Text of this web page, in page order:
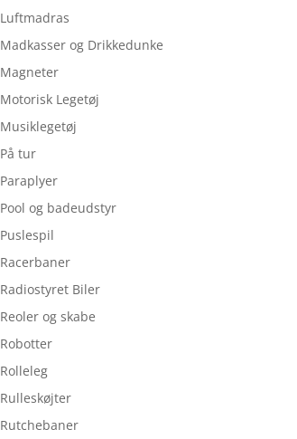
Luftmadras
Madkasser og Drikkedunke
Magneter
Motorisk Legetøj
Musiklegetøj
På tur
Paraplyer
Pool og badeudstyr
Puslespil
Racerbaner
Radiostyret Biler
Reoler og skabe
Robotter
Rolleleg
Rulleskøjter
Rutchebaner